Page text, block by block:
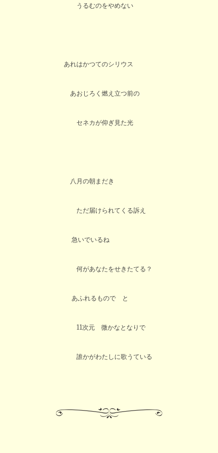
うるむのをやめない
あれはかつてのシリウス
あおじろく燃え立つ前の
セネカが仰ぎ見た光
八月の朝まだき
ただ届けられてくる訴え
急いでいるね
何があなたをせきたてる？
あふれるもので と
11次元 微かなとなりで
誰かがわたしに歌うている